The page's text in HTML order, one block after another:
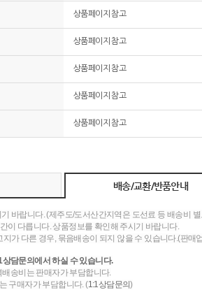
상품페이지 참고
상품페이지 참고
상품페이지 참고
상품페이지 참고
상품페이지 참고
배송/교환/반품안내
바랍니다. (제주도/도서산간지역은 도선료 등 배송비
이 다릅니다. 상품정보를 확인해 주시기 바랍니다.
지가 다른 경우, 묶음배송이 되지 않을 수 있습니다.(판
담문의에서 하실 수 있습니다.
배송비는 판매자가 부담합니다.
구매자가 부담합니다. (1:1상담문의)